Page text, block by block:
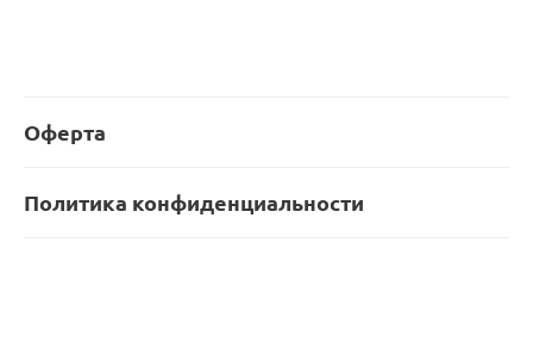
Оферта
Политика конфиденциальности